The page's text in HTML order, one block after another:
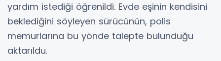
yardım istediği öğrenildi. Evde eşinin kendisini
beklediğini söyleyen sürücünün, polis
memurlarına bu yönde talepte bulunduğu
aktarıldu.